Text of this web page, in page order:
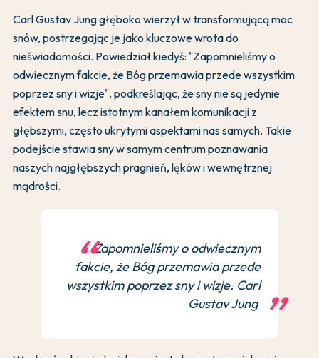
Carl Gustav Jung głęboko wierzył w transformującą moc
snów, postrzegając je jako kluczowe wrota do
nieświadomości. Powiedział kiedyś: "Zapomnieliśmy o
odwiecznym fakcie, że Bóg przemawia przede wszystkim
poprzez sny i wizje", podkreślając, że sny nie są jedynie
efektem snu, lecz istotnym kanałem komunikacji z
głębszymi, często ukrytymi aspektami nas samych. Takie
podejście stawia sny w samym centrum poznawania
naszych najgłębszych pragnień, lęków i wewnętrznej
mądrości.
Zapomnieliśmy o odwiecznym
fakcie, że Bóg przemawia przede
wszystkim poprzez sny i wizje. Carl
Gustav Jung